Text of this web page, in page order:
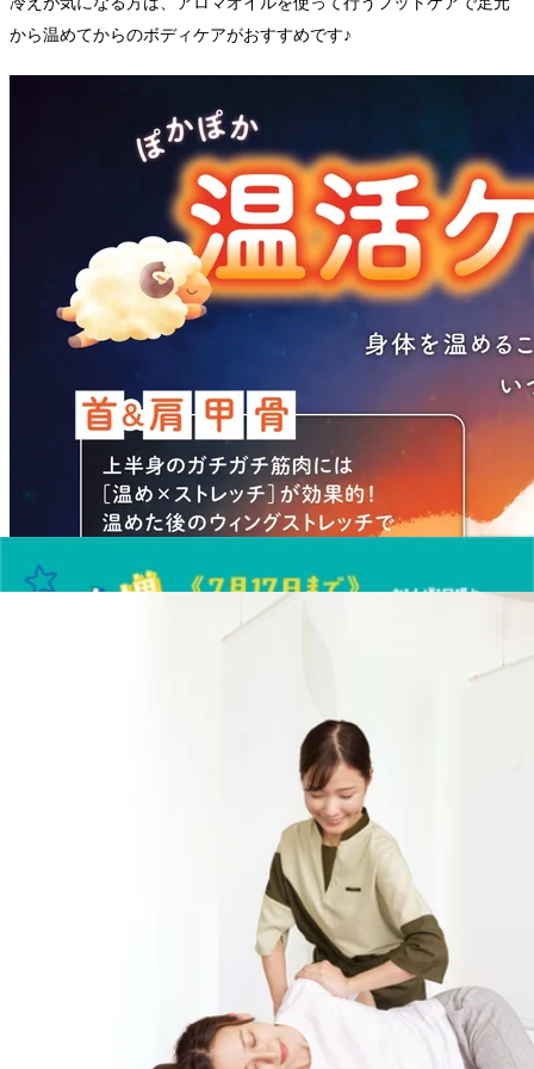
から温めてからのボディケアがおすすめです♪
お疲れ度40～60%の方は60分以上のコース